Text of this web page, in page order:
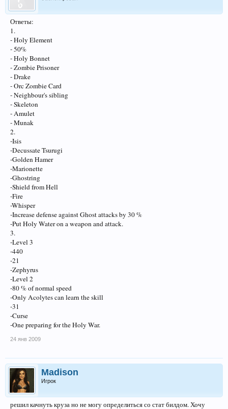
Ответы:
1.
- Holy Element
- 50%
- Holy Bonnet
- Zombie Prisoner
- Drake
- Orc Zombie Card
- Neighbour's sibling
- Skeleton
- Amulet
- Munak
2.
-Isis
-Decussate Tsurugi
-Golden Hamer
-Marionette
-Ghostring
-Shield from Hell
-Fire
-Whisper
-Increase defense against Ghost attacks by 30 %
-Put Holy Water on a weapon and attack.
3.
-Level 3
-440
-21
-Zephyrus
-Level 2
-80 % of normal speed
-Only Acolytes can learn the skill
-31
-Curse
-One preparing for the Holy War.
24 янв 2009
Madison
Игрок
решил качнуть круза но не могу определиться со стат билдом. Хочу